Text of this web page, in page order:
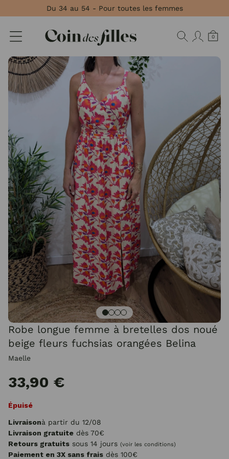
Du 34 au 54 - Pour toutes les femmes
0
Robe longue femme à bretelles dos noué
beige fleurs fuchsias orangées Belina
Maelle
33,90 €
Épuisé
Livraisonà partir du 12/08
Livraison gratuite dès 70€
Retours gratuits sous 14 jours (voir les conditions)
Paiement en 3X sans frais dès 100€
Panneau de gestion des cookies